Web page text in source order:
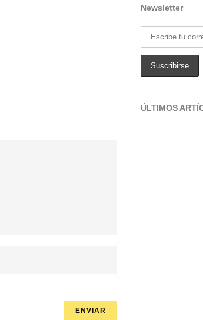
Newsletter
ÚLTIMOS